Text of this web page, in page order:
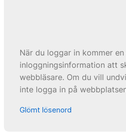
När du loggar in kommer
inloggningsinformation att
webbläsare. Om du vill
inte logga in på
Glömt lösenord